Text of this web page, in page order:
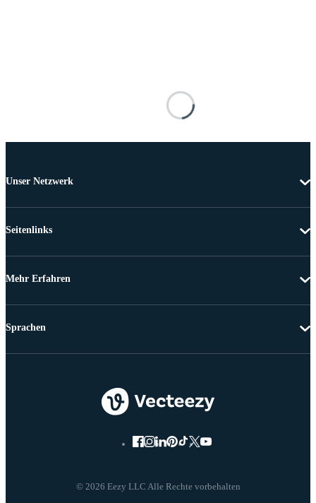
Unser Netzwerk
Seitenlinks
Mehr Erfahren
© 2026 Eezy LLC Alle Rechte vorbehalten
Sprachen